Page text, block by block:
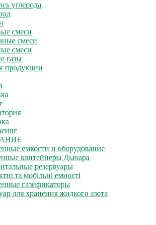
углерода
смеси
смеси
смеси
газы
продукции
емкости и оборудование
контейнеры Дьюара
резервуары
та мобільні емності
газификаторы
для хранения жидкого азота